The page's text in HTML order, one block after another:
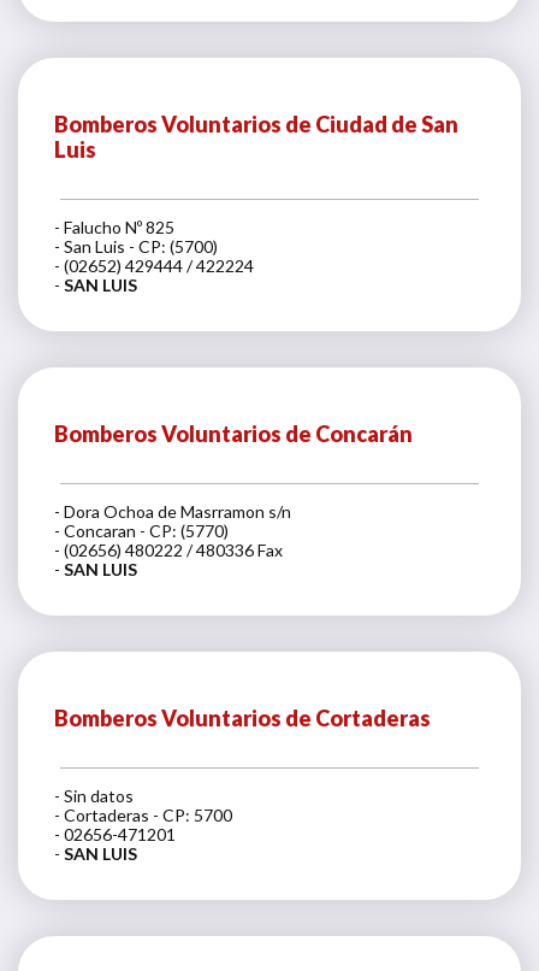
Bomberos Voluntarios de Ciudad de San
Luis
- Falucho Nº 825
- San Luis - CP: (5700)
- (02652) 429444 / 422224
- SAN LUIS
Bomberos Voluntarios de Concarán
- Dora Ochoa de Masrramon s/n
- Concaran - CP: (5770)
- (02656) 480222 / 480336 Fax
- SAN LUIS
Bomberos Voluntarios de Cortaderas
- Sin datos
- Cortaderas - CP: 5700
- 02656-471201
- SAN LUIS